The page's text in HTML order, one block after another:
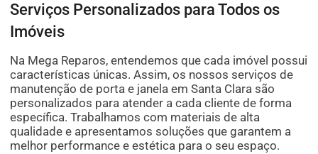
Serviços Personalizados para Todos os
Imóveis
Na Mega Reparos, entendemos que cada imóvel possui
características únicas. Assim, os nossos serviços de
manutenção de porta e janela em Santa Clara são
personalizados para atender a cada cliente de forma
específica. Trabalhamos com materiais de alta
qualidade e apresentamos soluções que garantem a
melhor performance e estética para o seu espaço.